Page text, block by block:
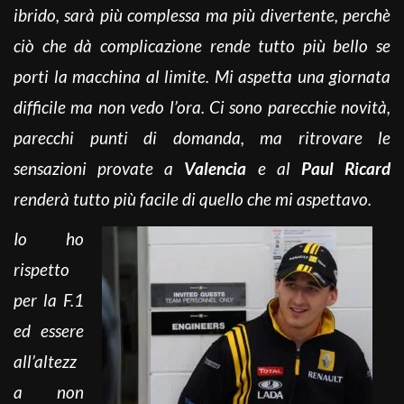
ibrido, sarà più complessa ma più divertente, perchè
ciò che dà complicazione rende tutto più bello se
porti la macchina al limite. Mi aspetta una giornata
difficile ma non vedo l’ora. Ci sono parecchie novità,
parecchi punti di domanda, ma ritrovare le
sensazioni provate a Valencia e al Paul Ricard
renderà tutto più facile di quello che mi aspettavo.
Io ho
rispetto
per la F.1
ed essere
all’altezz
a non